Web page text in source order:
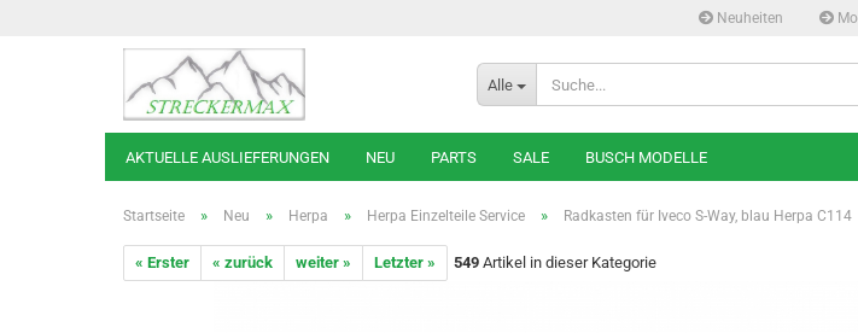
Neuheiten
Alle
AKTUELLE AUSLIEFERUNGEN NEU PARTS SALE BUSCH MODELLE
Startseite » Neu » Herpa » Herpa Einzelteile Service » Radkasten für Iveco S-Way, blau Herpa C114
« Erster « zurück weiter » Letzter » 549 Artikel in dieser Kategorie